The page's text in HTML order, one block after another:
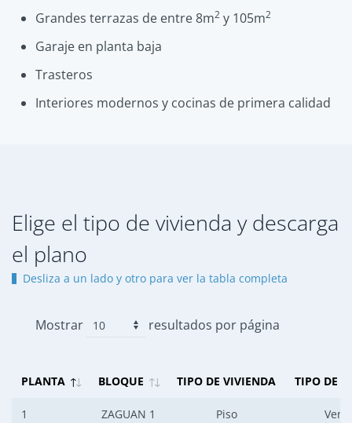
Grandes terrazas de entre 8m2 y 105m2
Garaje en planta baja
Trasteros
Interiores modernos y cocinas de primera calidad
Elige el tipo de vivienda y descarga
el plano
Desliza a un lado y otro para ver la tabla completa
Mostrar resultados por página
PLANTA BLOQUE TIPO DE VIVIENDA TIPO DE
1 ZAGUAN 1 Piso